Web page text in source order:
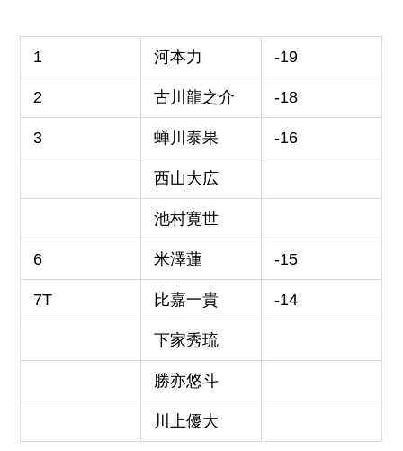
1 河本力 -19
2 古川龍之介 -18
3 蝉川泰果 -16
西山大広
池村寛世
6 米澤蓮 -15
7T 比嘉一貴 -14
下家秀琉
勝亦悠斗
川上優大